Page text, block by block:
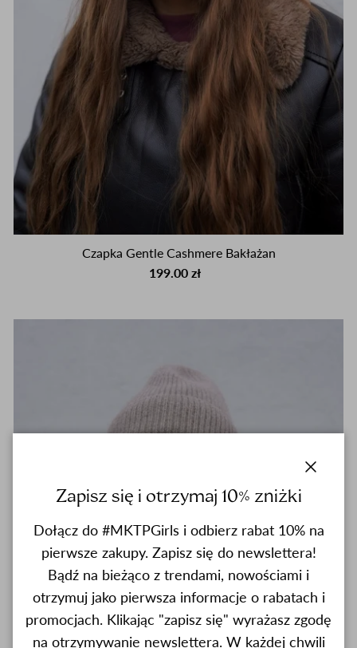
Czapka Gentle Cashmere Bakłażan
199.00 zł
Zapisz się i otrzymaj 10% zniżki
Dołącz do #MKTPGirls i odbierz rabat 10% na
pierwsze zakupy. Zapisz się do newslettera!
Bądź na bieżąco z trendami, nowościami i
otrzymuj jako pierwsza informacje o rabatach i
promocjach. Klikając "zapisz się" wyrażasz zgodę
na otrzymywanie newslettera. W każdej chwili